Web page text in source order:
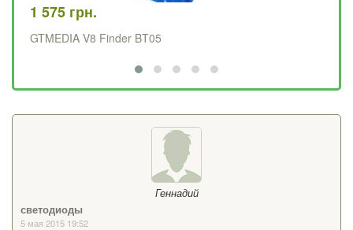
1 575 грн.
GTMEDIA V8 Finder BT05
Геннадий
светодиоды
5 мая 2015 19:52